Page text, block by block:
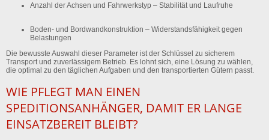
Anzahl der Achsen und Fahrwerkstyp – Stabilität und Laufruhe
Boden- und Bordwandkonstruktion – Widerstandsfähigkeit gegen
Belastungen
Die bewusste Auswahl dieser Parameter ist der Schlüssel zu sicherem
Transport und zuverlässigem Betrieb. Es lohnt sich, eine Lösung zu wählen,
die optimal zu den täglichen Aufgaben und den transportierten Gütern passt.
WIE PFLEGT MAN EINEN
SPEDITIONSANHÄNGER, DAMIT ER LANGE
EINSATZBEREIT BLEIBT?